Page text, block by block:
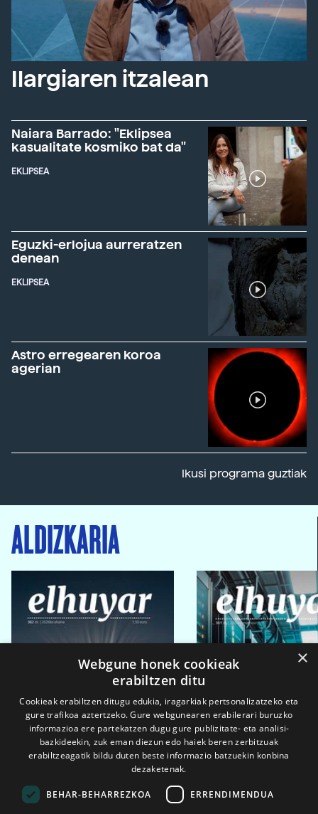
Ilargiaren itzalean
Naiara Barrado: "Eklipsea
kasualitate kosmiko bat da"
EKLIPSEA
Eguzki-erlojua aurreratzen
denean
EKLIPSEA
Astro erregearen koroa
agerian
Ikusi programa guztiak
ALDIZKARIA
×
Webgune honek cookieak
erabiltzen ditu
Cookieak erabiltzen ditugu edukia, iragarkiak pertsonalizatzeko eta
gure trafikoa aztertzeko. Gure webgunearen erabilerari buruzko
informazioa ere partekatzen dugu gure publizitate- eta analisi-
bazkideekin, zuk eman diezun edo haiek beren zerbitzuak
erabiltzeagatik bildu duten beste informazio batzuekin konbina
dezaketenak.
BEHAR-BEHARREZKOA ERRENDIMENDUA